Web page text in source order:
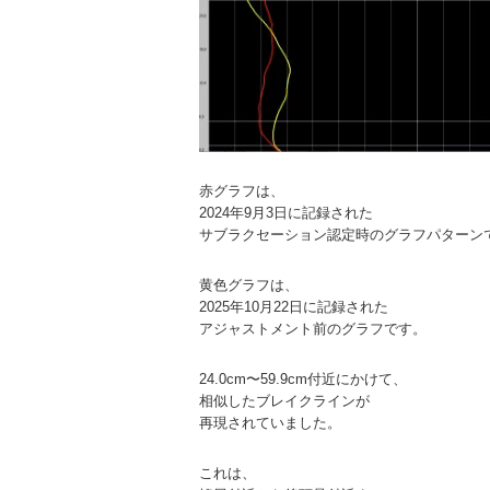
赤グラフは、
2024年9月3日に記録された
サブラクセーション認定時のグラフパターン
黄色グラフは、
2025年10月22日に記録された
アジャストメント前のグラフです。
24.0cm〜59.9cm付近にかけて、
相似したブレイクラインが
再現されていました。
これは、